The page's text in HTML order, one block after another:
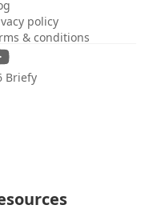
policy
& conditions
Briefy